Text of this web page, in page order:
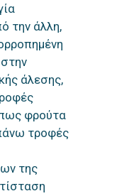
την άλλη,
άλεσης,
φρούτα
τροφές
της